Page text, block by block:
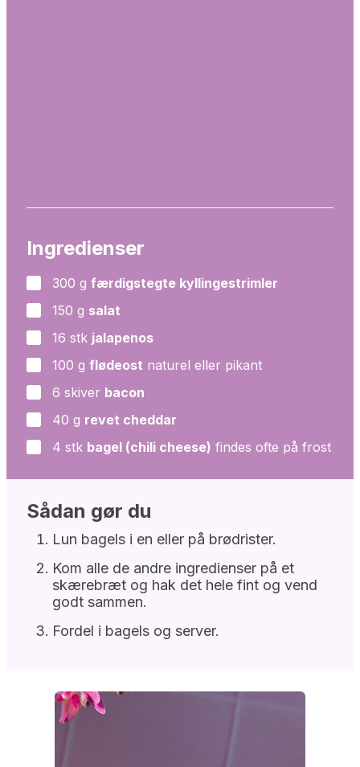
Ingredienser
▢
300 g færdigstegte kyllingestrimler
▢
150 g salat
▢
16 stk jalapenos
▢
100 g flødeost naturel eller pikant
▢
6 skiver bacon
▢
40 g revet cheddar
▢
4 stk bagel (chili cheese) findes ofte på frost
Sådan gør du
Lun bagels i en eller på brødrister.
Kom alle de andre ingredienser på et
skærebræt og hak det hele fint og vend
godt sammen.
Fordel i bagels og server.